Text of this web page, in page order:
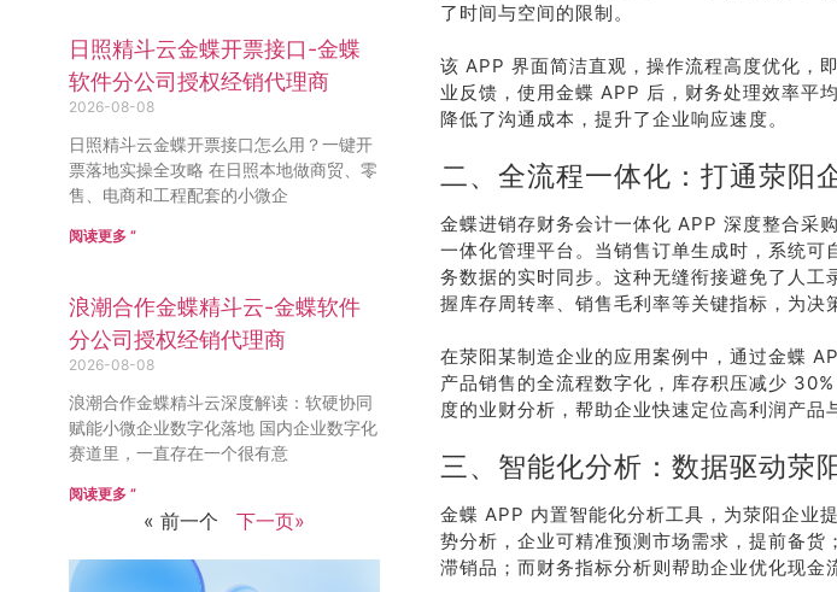
日照精斗云金蝶开票接口-金蝶
软件分公司授权经销代理商
2026-08-08
日照精斗云金蝶开票接口怎么用？一键开
票落地实操全攻略 在日照本地做商贸、零
售、电商和工程配套的小微企
阅读更多 ”
浪潮合作金蝶精斗云-金蝶软件
分公司授权经销代理商
2026-08-08
浪潮合作金蝶精斗云深度解读：软硬协同
赋能小微企业数字化落地 国内企业数字化
赛道里，一直存在一个很有意
阅读更多 ”
« 前一个 下一页»
了时间与空间的限制。
该 APP 界面简洁直观，操作流程高度优化，
业反馈，使用金蝶 APP 后，财务处理效率平
降低了沟通成本，提升了企业响应速度。
二、全流程一体化：打通荥阳
金蝶进销存财务会计一体化 APP 深度整合采
一体化管理平台。当销售订单生成时，系统
务数据的实时同步。这种无缝衔接避免了人
握库存周转率、销售毛利率等关键指标，为决
在荥阳某制造企业的应用案例中，通过金蝶
产品销售的全流程数字化，库存积压减少
度的业财分析，帮助企业快速定位高利润产品
三、智能化分析：数据驱动荥
金蝶 APP 内置智能化分析工具，为荥阳企业
势分析，企业可精准预测市场需求，提前备
滞销品；而财务指标分析则帮助企业优化现金